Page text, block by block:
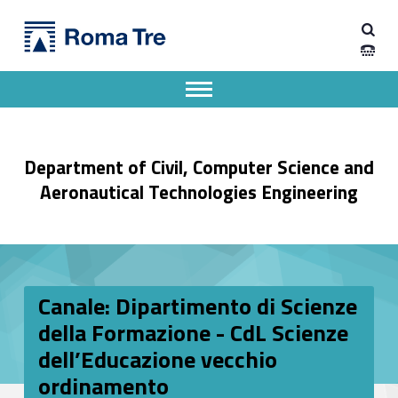
Canale: Dipartimento di Scienze della Formazione - CdL Scienze dell’Educazione vecchio ordinamento - Dipartimento di Ingegneria Civile, Informatica e delle Tecnologie Aeronautiche
Department of Civil, Computer Science and
Aeronautical Technologies Engineering
Apri il menu secondario
Header info sidebar
Canale: Dipartimento di Scienze
della Formazione - CdL Scienze
dell’Educazione vecchio
ordinamento